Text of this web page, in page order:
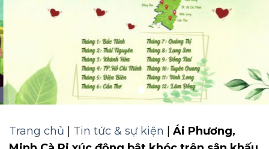
Trang chủ Tin tức & sự kiện
Ái Phương,